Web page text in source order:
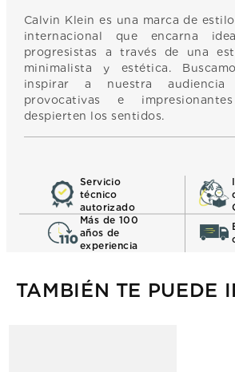
Calvin Klein es una marca de
internacional que encarna
progresistas a través de una
minimalista y estética.
inspirar a nuestra audiencia
provocativas e
despierten los sentidos.
Servicio
técnico
autorizado
Más de 100
años de
experiencia
TAMBIÉN TE PUEDE